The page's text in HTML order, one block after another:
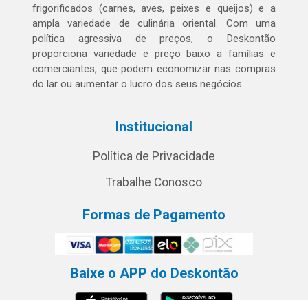
frigorificados (carnes, aves, peixes e queijos) e a
ampla variedade de culinária oriental. Com uma
política agressiva de preços, o Deskontão
proporciona variedade e preço baixo a famílias e
comerciantes, que podem economizar nas compras
do lar ou aumentar o lucro dos seus negócios.
Institucional
Política de Privacidade
Trabalhe Conosco
Formas de Pagamento
Baixe o APP do Deskontão